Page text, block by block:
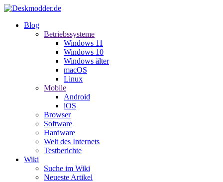
Blog
Betriebssysteme
Windows 11
Windows 10
Windows älter
macOS
Linux
Mobile
Android
iOS
Browser
Software
Hardware
Welt des Internets
Testberichte
Wiki
Suche im Wiki
Neueste Artikel